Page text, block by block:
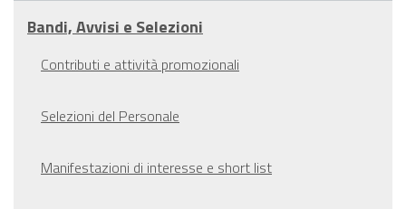
Bandi, Avvisi e Selezioni
Contributi e attività promozionali
Selezioni del Personale
Manifestazioni di interesse e short list